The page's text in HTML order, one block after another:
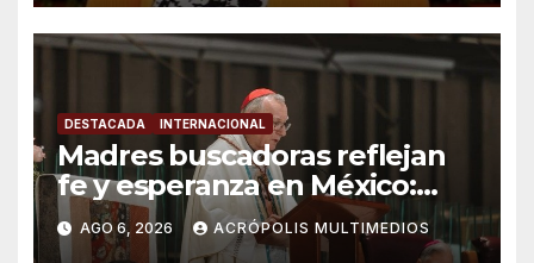
DESTACADA INTERNACIONAL
Madres buscadoras reflejan
fe y esperanza en México:
Parolin
AGO 6, 2026 ACRÓPOLIS MULTIMEDIOS